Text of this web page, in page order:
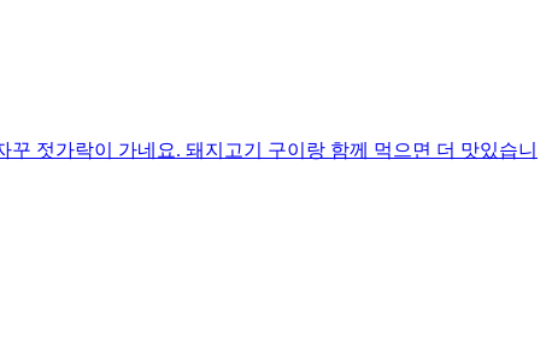
젓가락이 가네요. 돼지고기 구이랑 함께 먹으면 더 맛있습니